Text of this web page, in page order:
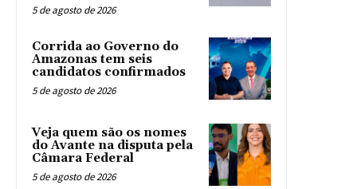
5 de agosto de 2026
Corrida ao Governo do
Amazonas tem seis
candidatos confirmados
5 de agosto de 2026
Veja quem são os nomes
do Avante na disputa pela
Câmara Federal
5 de agosto de 2026